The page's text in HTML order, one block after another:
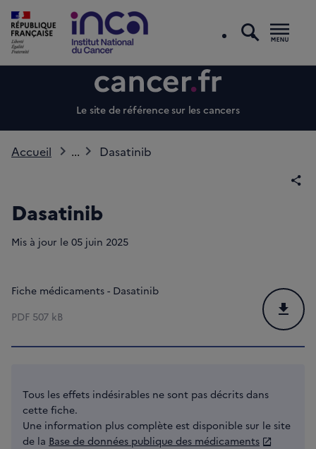
Le site de référence sur les cancers
Accueil ... Dasatinib
Dasatinib
Mis à jour le 05 juin 2025
Fiche médicaments - Dasatinib
PDF 507 kB
Tous les effets indésirables ne sont pas décrits dans
cette fiche.
Une information plus complète est disponible sur le site
de la Base de données publique des médicaments